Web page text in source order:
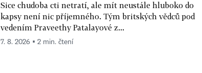
Sice chudoba cti netratí, ale mít neustále hluboko do
kapsy není nic příjemného. Tým britských vědců pod
vedením Praveethy Patalayové z...
7. 8. 2026 ▪ 2 min. čtení